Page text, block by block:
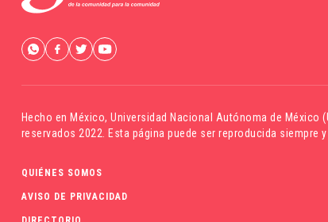
Hecho en México,Universidad Nacional Autónoma de México
reservados 2022. Esta página puede ser reproducida siempre
QUIÉNES SOMOS
AVISO DE PRIVACIDAD